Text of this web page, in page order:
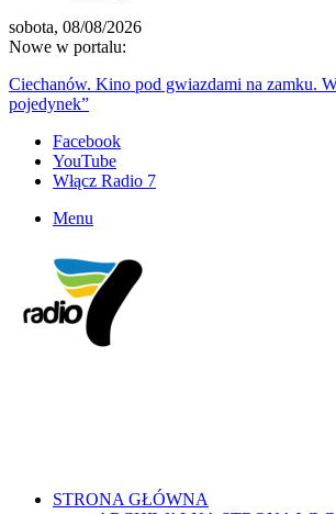
sobota, 08/08/2026
Nowe w portalu:
Ciechanów. Kino pod gwiazdami na zamku.
pojedynek”
Facebook
YouTube
Włącz Radio 7
Menu
STRONA GŁÓWNA